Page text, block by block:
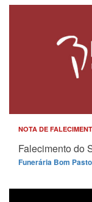
NOTA DE
Falecimento do
Funerária Bom